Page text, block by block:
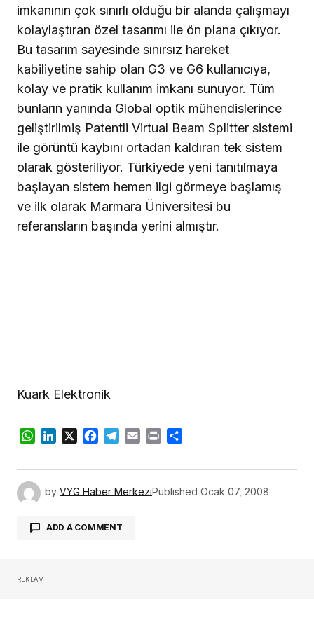
imkanının çok sınırlı olduğu bir alanda çalışmayı
kolaylaştıran özel tasarımı ile ön plana çıkıyor.
Bu tasarım sayesinde sınırsız hareket
kabiliyetine sahip olan G3 ve G6 kullanıcıya,
kolay ve pratik kullanım imkanı sunuyor. Tüm
bunların yanında Global optik mühendislerince
geliştirilmiş Patentli Virtual Beam Splitter sistemi
ile görüntü kaybını ortadan kaldıran tek sistem
olarak gösteriliyor. Türkiyede yeni tanıtılmaya
başlayan sistem hemen ilgi görmeye başlamış
ve ilk olarak Marmara Üniversitesi bu
referansların başında yerini almıştır.
Kuark Elektronik
WhatsApp
LinkedIn
X Facebook
Telegram
Email Print
by VYG Haber MerkeziPublished Ocak 07, 2008
ADD A COMMENT
REKLAM